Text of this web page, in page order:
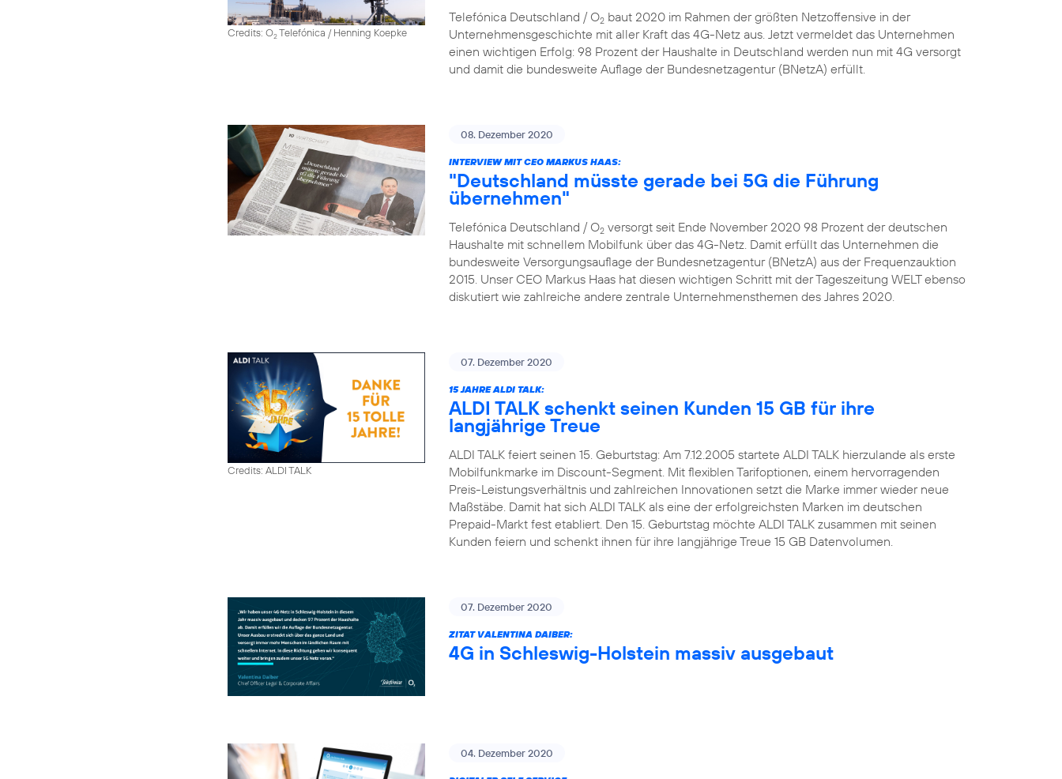
Credits: O2Telefónica / Henning Koepke
Telefónica Deutschland / O2 baut 2020 im Rahmen der größten Netzoffensive in der
Unternehmensgeschichte mit aller Kraft das 4G-Netz aus. Jetzt vermeldet das Unternehmen
einen wichtigen Erfolg: 98 Prozent der Haushalte in Deutschland werden nun mit 4G versorgt
und damit die bundesweite Auflage der Bundesnetzagentur (BNetzA) erfüllt.
08. Dezember 2020
INTERVIEW MIT CEO MARKUS HAAS:
"Deutschland müsste gerade bei 5G die Führung
übernehmen"
Telefónica Deutschland / O2 versorgt seit Ende November 2020 98 Prozent der deutschen
Haushalte mit schnellem Mobilfunk über das 4G-Netz. Damit erfüllt das Unternehmen die
bundesweite Versorgungsauflage der Bundesnetzagentur (BNetzA) aus der Frequenzauktion
2015. Unser CEO Markus Haas hat diesen wichtigen Schritt mit der Tageszeitung WELT ebenso
diskutiert wie zahlreiche andere zentrale Unternehmensthemen des Jahres 2020.
Credits: ALDI TALK
07. Dezember 2020
15 JAHRE ALDI TALK:
ALDI TALK schenkt seinen Kunden 15 GB für ihre
langjährige Treue
ALDI TALK feiert seinen 15. Geburtstag: Am 7.12.2005 startete ALDI TALK hierzulande als erste
Mobilfunkmarke im Discount-Segment. Mit flexiblen Tarifoptionen, einem hervorragenden
Preis-Leistungsverhältnis und zahlreichen Innovationen setzt die Marke immer wieder neue
Maßstäbe. Damit hat sich ALDI TALK als eine der erfolgreichsten Marken im deutschen
Prepaid-Markt fest etabliert. Den 15. Geburtstag möchte ALDI TALK zusammen mit seinen
Kunden feiern und schenkt ihnen für ihre langjährige Treue 15 GB Datenvolumen.
07. Dezember 2020
ZITAT VALENTINA DAIBER:
4G in Schleswig-Holstein massiv ausgebaut
04. Dezember 2020